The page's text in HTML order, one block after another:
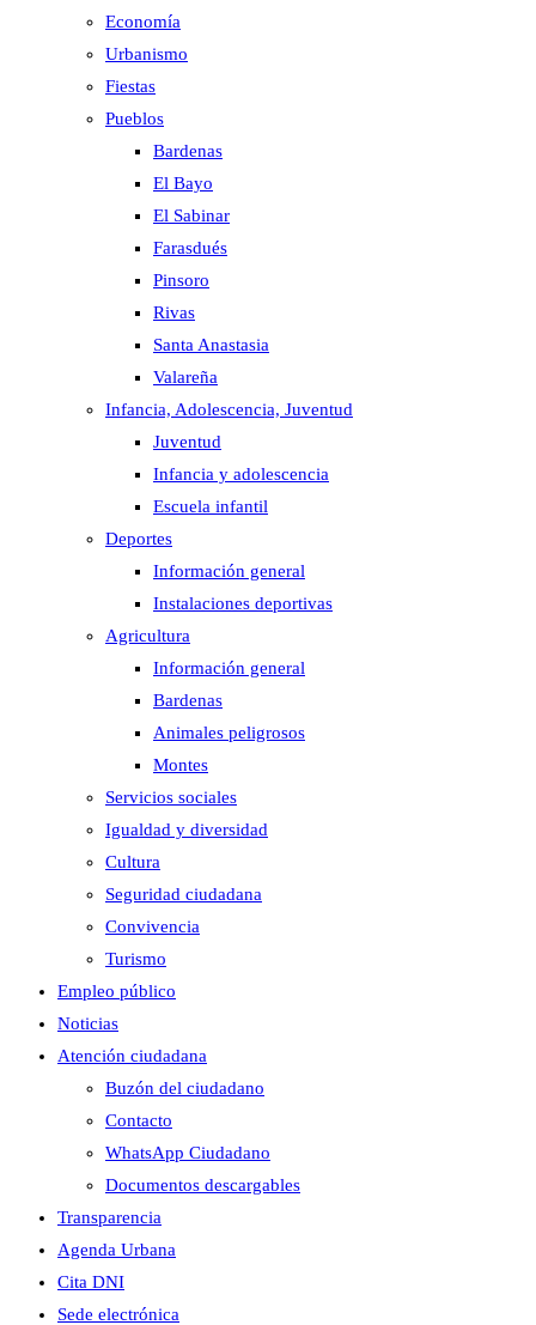
Economía
Urbanismo
Fiestas
Pueblos
Bardenas
El Bayo
El Sabinar
Farasdués
Pinsoro
Rivas
Santa Anastasia
Valareña
Infancia, Adolescencia, Juventud
Juventud
Infancia y adolescencia
Escuela infantil
Deportes
Información general
Instalaciones deportivas
Agricultura
Información general
Bardenas
Animales peligrosos
Montes
Servicios sociales
Igualdad y diversidad
Cultura
Seguridad ciudadana
Convivencia
Turismo
Empleo público
Noticias
Atención ciudadana
Buzón del ciudadano
Contacto
WhatsApp Ciudadano
Documentos descargables
Transparencia
Agenda Urbana
Cita DNI
Sede electrónica